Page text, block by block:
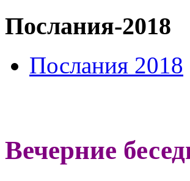
Послания-2018
Послания 2018
Вечерние